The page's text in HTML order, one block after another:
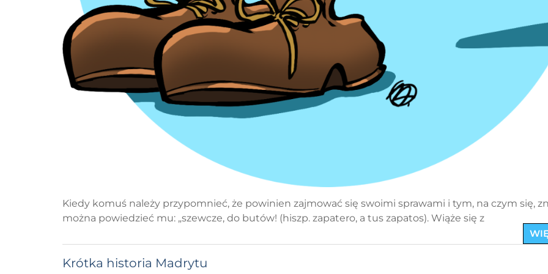
Kiedy komuś należy przypomnieć, że powinien zajmować się swoimi sprawami i tym, na czym się,
można powiedzieć mu: „szewcze, do butów! (hiszp. zapatero, a tus zapatos). Wiąże się z
Krótka historia Madrytu